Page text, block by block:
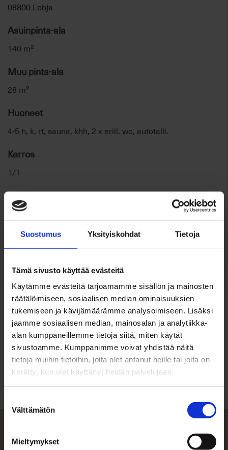
Suostumus Yksityiskohdat Tietoja
Tämä sivusto käyttää evästeitä
Käytämme evästeitä tarjoamamme sisällön ja mainosten
räätälöimiseen, sosiaalisen median ominaisuuksien
tukemiseen ja kävijämäärämme analysoimiseen. Lisäksi
jaamme sosiaalisen median, mainosalan ja analytiikka-
alan kumppaneillemme tietoja siitä, miten käytät
sivustoamme. Kumppanimme voivat yhdistää näitä
tietoja muihin tietoihin, joita olet antanut heille tai joita on
kerätty, kun olet käyttänyt heidän palvelujaan.
valinta
Välttämätön
Mieltymykset
08800 Lohja
Asuinpinta-ala
140 m²
Muu pinta-ala
28 m²
Huoneet
4-5 h, k, rt, sauna, khh, 2 x erill. wc, autotalli.
Kerros
1/1
Myyntihinta
298.000 €
Velaton hinta
Huoneisto
Osoite
Lasitehtaantie 35
4-5 h, k, rt, sauna, khh, 2 x erill. wc, autotalli.